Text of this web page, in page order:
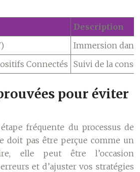
Description
Immersion dans
Connectés Suivi de la
pour éviter
fréquente du processus de
doit pas être perçue comme un
elle peut être l’occasion
et d’ajuster vos stratégies